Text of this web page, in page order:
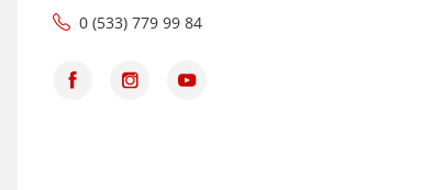
0 (533) 779 99 84